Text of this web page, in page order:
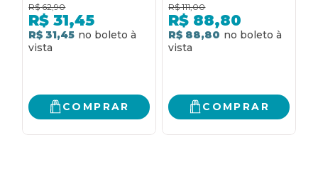
R$ 62,90
R$ 31,45
R$ 31,45
COMPRAR
R$ 111,00
R$ 88,80
R$ 88,80
COMPRAR